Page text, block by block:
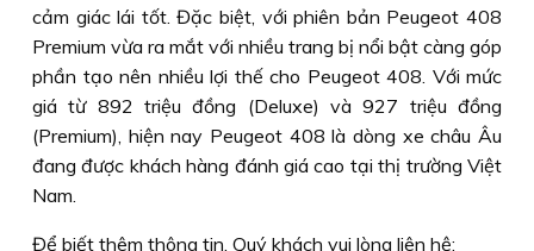
cảm giác lái tốt. Đặc biệt, với phiên bản Peugeot 408
Premium vừa ra mắt với nhiều trang bị nổi bật càng góp
phần tạo nên nhiều lợi thế cho Peugeot 408. Với mức
giá từ 892 triệu đồng (Deluxe) và 927 triệu đồng
(Premium), hiện nay Peugeot 408 là dòng xe châu Âu
đang được khách hàng đánh giá cao tại thị trường Việt
Nam.
Để biết thêm thông tin, Quý khách vui lòng liên hệ: